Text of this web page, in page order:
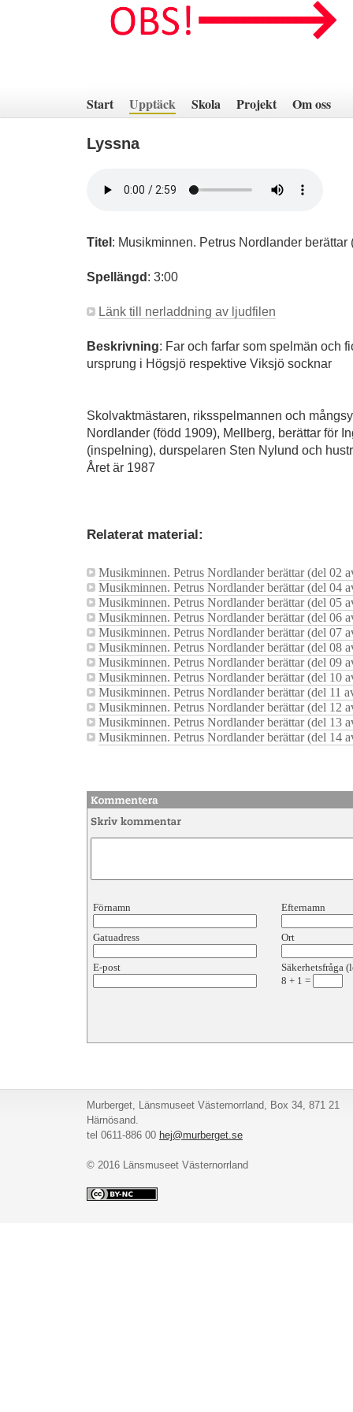
innehåll
Start Upptäck Skola Projekt Om oss
Lyssna
Titel: Musikminnen. Petrus Nordlander berättar
Spellängd: 3:00
Länk till nerladdning av ljudfilen
Beskrivning: Far och farfar som spelmän och
ursprung i Högsjö respektive Viksjö socknar
Skolvaktmästaren, riksspelmannen och
Nordlander (född 1909), Mellberg, berättar för
(inspelning), durspelaren Sten Nylund och
Året är 1987
Relaterat material:
Musikminnen. Petrus Nordlander berättar (del 02
Musikminnen. Petrus Nordlander berättar (del 04
Musikminnen. Petrus Nordlander berättar (del 05
Musikminnen. Petrus Nordlander berättar (del 06
Musikminnen. Petrus Nordlander berättar (del 07
Musikminnen. Petrus Nordlander berättar (del 08
Musikminnen. Petrus Nordlander berättar (del 09
Musikminnen. Petrus Nordlander berättar (del 10
Musikminnen. Petrus Nordlander berättar (del 11
Musikminnen. Petrus Nordlander berättar (del 12
Musikminnen. Petrus Nordlander berättar (del 13
Musikminnen. Petrus Nordlander berättar (del 14
Förnamn Efternamn
Gatuadress Ort
E-post
Säkerhetsfråga
8 + 1 =
Murberget, Länsmuseet Västernorrland, Box 34, 871 21
Härnösand.
tel 0611-886 00 hej@murberget.se
© 2016 Länsmuseet Västernorrland